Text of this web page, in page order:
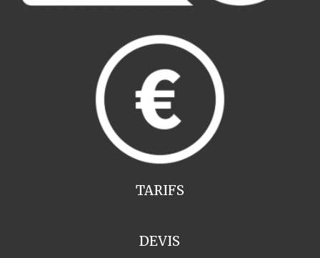
TARIFS
DEVIS